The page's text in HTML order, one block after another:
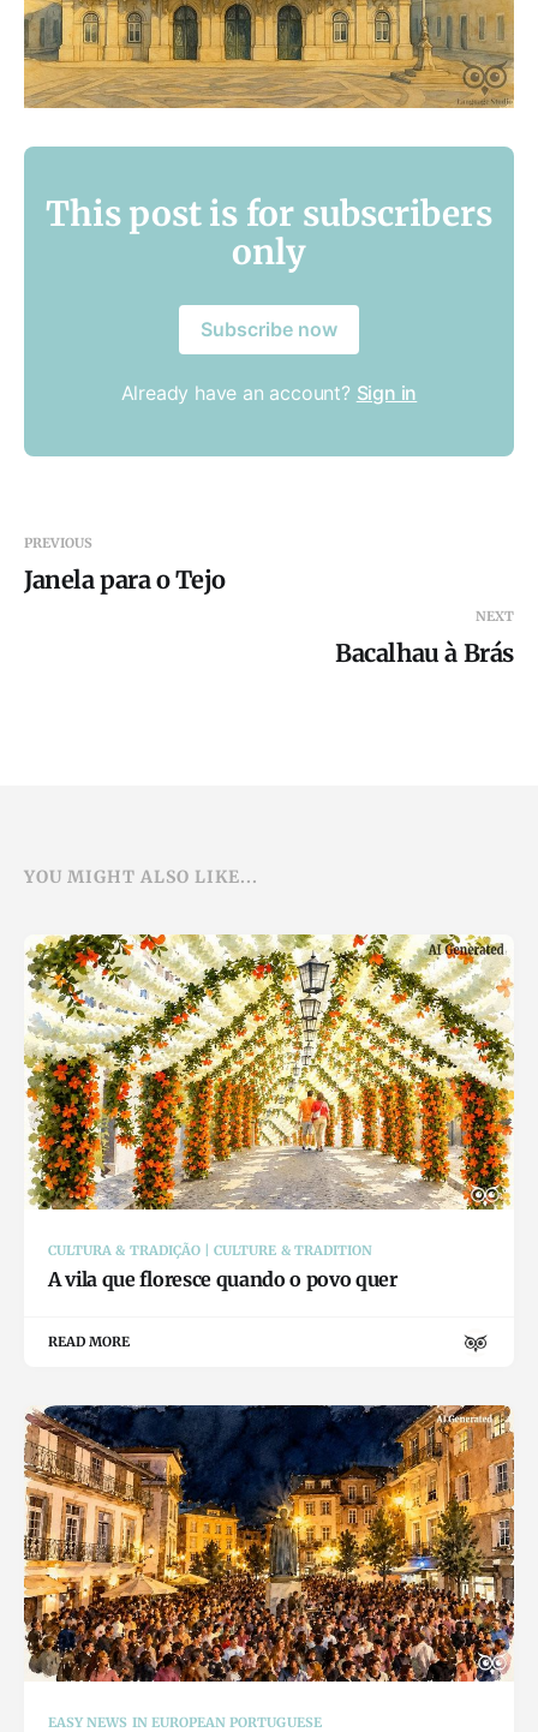
This post is for subscribers
only
Subscribe now
Already have an account? Sign in
PREVIOUS
Janela para o Tejo
NEXT
Bacalhau à Brás
YOU MIGHT ALSO LIKE...
CULTURA & TRADIÇÃO | CULTURE & TRADITION
A vila que floresce quando o povo quer
READ MORE
EASY NEWS IN EUROPEAN PORTUGUESE